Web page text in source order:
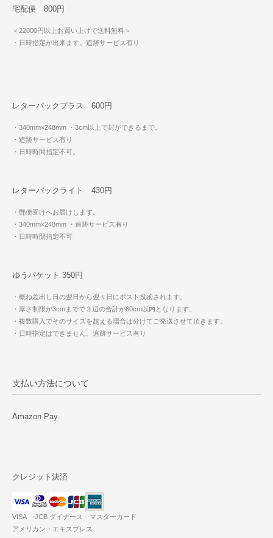
宅配便 800円
＜22000円以上お買い上げで送料無料＞
・日時指定が出来ます。追跡サービス有り
レターパックプラス 600円
・340mm×248mm ・3cm以上で封ができるまで。
・追跡サービス有り
・日時時間指定不可。
レターパックライト 430円
・郵便受けへお届けします。
・340mm×248mm ・追跡サービス有り
・日時時間指定不可
ゆうパケット 350円
・概ね差出し日の翌日から翌々日にポスト投函されます。
・厚さ制限が3cmまでで３辺の合計が60cm以内となります。
・複数購入でそのサイズを超える場合は分けてご発送させて頂きます。
・日時指定はできません。追跡サービス有り
支払い方法について
Amazon Pay
クレジット決済
VISA JCB ダイナース マスターカード
アメリカン・エキスプレス